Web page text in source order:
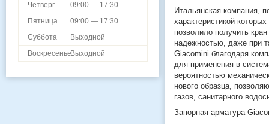
Итальянская компания,
характеристикой
позволило получить
надежностью, даже при
Giacomini благодаря
для применения в
вероятностью
нового образца,
газов, санитарного
Запорная арматура
Четверг
09:00 — 17:30
Пятница
09:00 — 17:30
Суббота
Выходной
ВоскресеньеВыходной